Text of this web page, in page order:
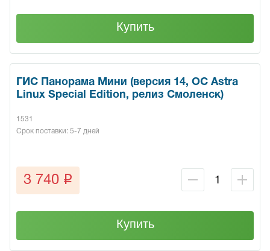
Купить
ГИС Панорама Мини (версия 14, ОС Astra
Linux Special Edition, релиз Смоленск)
1531
Срок поставки: 5-7 дней
3 740 q
Купить